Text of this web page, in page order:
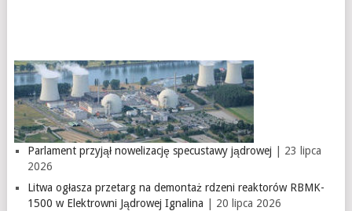
Parlament przyjął nowelizację specustawy jądrowej | 23 lipca
2026
Litwa ogłasza przetarg na demontaż rdzeni reaktorów RBMK-
1500 w Elektrowni Jądrowej Ignalina | 20 lipca 2026